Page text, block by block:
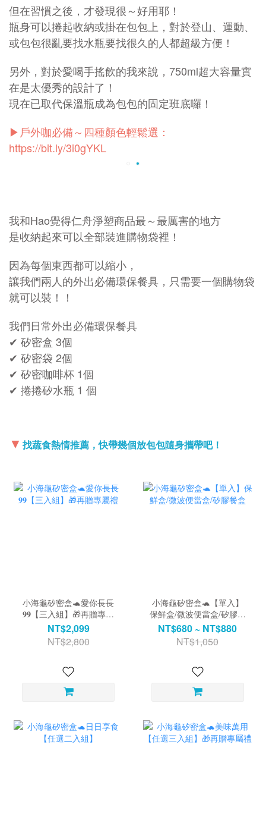
但在習慣之後，才發現很～好用耶！
瓶身可以捲起收納或掛在包包上，對於登山、運動、
或包包很亂要找水瓶要找很久的人都超級方便！
另外，對於愛喝手搖飲的我來說，750ml超大容量實
在是太優秀的設計了！
現在已取代保溫瓶成為包包的固定班底囉！
▶戶外咖必備～四種顏色輕鬆選：
https://bit.ly/3i0gYKL
我和Hao覺得仁舟淨塑商品最～最厲害的地方
是收納起來可以全部裝進購物袋裡！
因為每個東西都可以縮小，
讓我們兩人的外出必備環保餐具，只需要一個購物袋
就可以裝！！
我們日常外出必備環保餐具
✔ 矽密盒 3個
✔ 矽密袋 2個
✔ 矽密咖啡杯 1個
✔ 捲捲矽水瓶 1 個
▼ 找蔬食熱情推薦，快帶幾個放包包隨身攜帶吧！
小海龜矽密盒🐢愛你長長
𝟗𝟗【三入組】🎁再贈專屬
禮
NT$2,099
NT$2,800
小海龜矽密盒🐢【單入】
保鮮盒/微波便當盒/矽膠餐
NT$680 ~ NT$880
NT$1,050